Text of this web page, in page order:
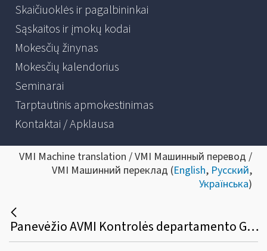
Skaičiuoklės ir pagalbininkai
Sąskaitos ir įmokų kodai
Mokesčių žinynas
Mokesčių kalendorius
Seminarai
Tarptautinis apmokestinimas
Kontaktai / Apklausa
VMI Machine translation / VMI Машинный перевод /
VMI Машинний переклад (English, Русский,
Українська)
Panevėžio AVMI Kontrolės departamento Gyventojų patikrinimų skyrius ieško 2 naujų komandos narių